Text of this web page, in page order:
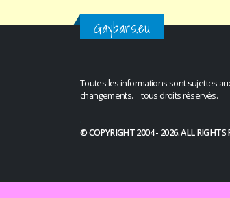
Gaybars.eu
Toutes les informations sont sujettes
changements. tous droits réservés.
.
© COPYRIGHT 2004 - 2026. ALL RIGHTS